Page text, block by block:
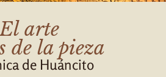
arte
de la pieza
de Huáncito